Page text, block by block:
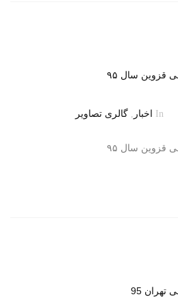
قزوین سال ۹۵
In اخبار , گالری تصاویر
قزوین سال ۹۵
تهران 95